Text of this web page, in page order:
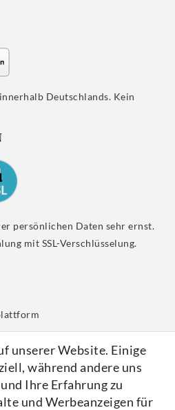
innerhalb Deutschlands. Kein
persönlichen Daten sehr ernst.
mit SSL-Verschlüsselung.
unserer Website. Einige
während andere uns
Ihre Erfahrung zu
und Werbeanzeigen für